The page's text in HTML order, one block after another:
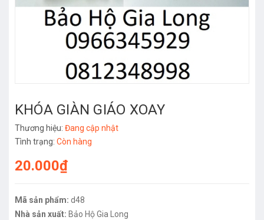
KHÓA GIÀN GIÁO XOAY
Thương hiệu: Đang cập nhật
Tình trạng: Còn hàng
20.000₫
Mã sản phẩm: d48
Nhà sản xuất: Bảo Hộ Gia Long